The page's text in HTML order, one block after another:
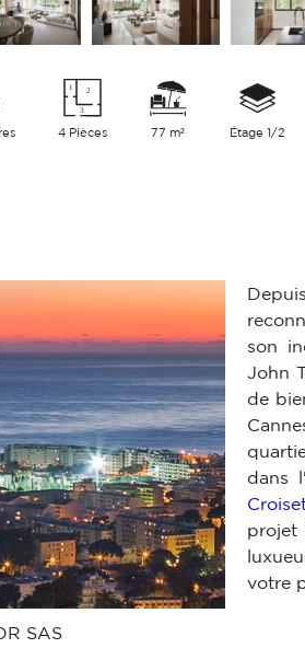
4 Pièces 77 m² Étage 1/2
SAS
son
John
de
dans
projet
votre
de confidentialité, en